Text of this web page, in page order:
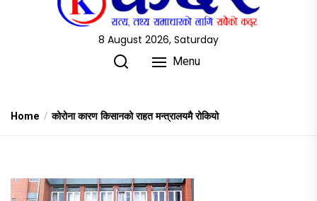
8 August 2026, Saturday
Menu
Home कोरोना कारण किसानको राहत मन्त्रालयमै रोकियो